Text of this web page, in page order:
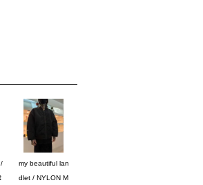
my beautiful lan
dlet / NYLON M